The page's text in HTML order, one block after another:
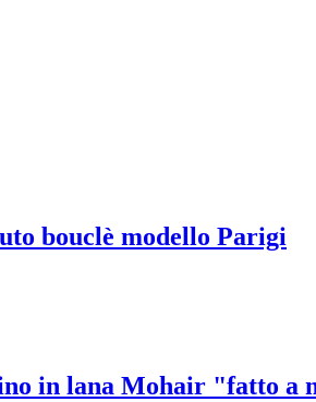
bouclè modello Parigi
in lana Mohair "fatto a